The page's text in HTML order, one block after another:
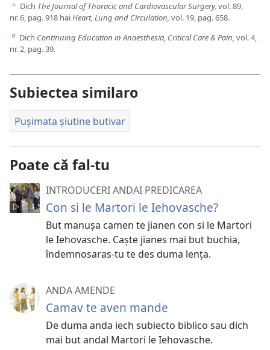
c Dich The Journal of Thoracic and Cardiovascular Surgery, vol. 89,
nr. 6, pag. 918 haiHeart, Lung and Circulation, vol. 19, pag. 658.
d Dich Continuing Education in Anaesthesia, Critical Care & Pain, vol. 4,
nr. 2, pag. 39.
Subiectea similaro
Pușimata șiutine butivar
Poate că fal-tu
INTRODUCERI ANDAI PREDICAREA
Con si le Martori le Iehovasche?
But manușa camen te jianen con si le Martori
le Iehovasche. Caște jianes mai but buchia,
îndemnosaras-tu te des duma lența.
ANDA AMENDE
Camav te aven mande
De duma anda iech subiecto biblico sau dich
mai but andal Martori le Iehovasche.